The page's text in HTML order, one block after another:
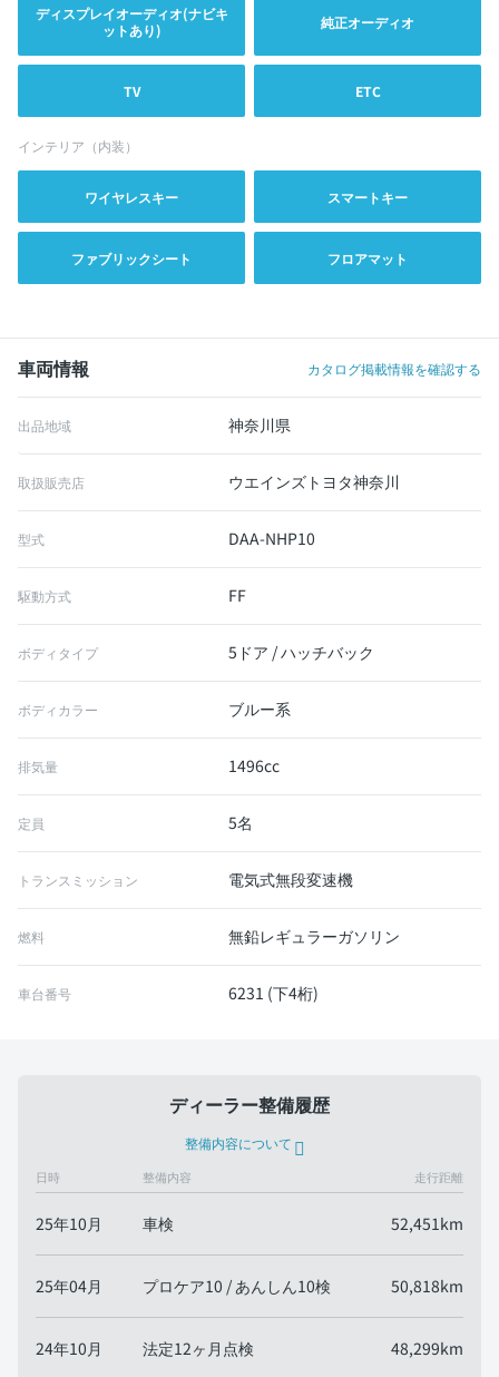
ディスプレイオーディオ(ナビキ
ットあり)
純正オーディオ
TV ETC
インテリア（内装）
ワイヤレスキー スマートキー
ファブリックシート フロアマット
車両情報 カタログ掲載情報を確認する
出品地域 神奈川県
取扱販売店 ウエインズトヨタ神奈川
型式 DAA-NHP10
駆動方式 FF
ボディタイプ 5ドア / ハッチバック
ボディカラー ブルー系
排気量 1496cc
定員 5名
トランスミッション 電気式無段変速機
燃料 無鉛レギュラーガソリン
車台番号 6231 (下4桁)
ディーラー整備履歴
整備内容について
日時 整備内容 走行距離
25年10月 車検 52,451km
25年04月 プロケア10 / あんしん10検 50,818km
24年10月 法定12ヶ月点検 48,299km